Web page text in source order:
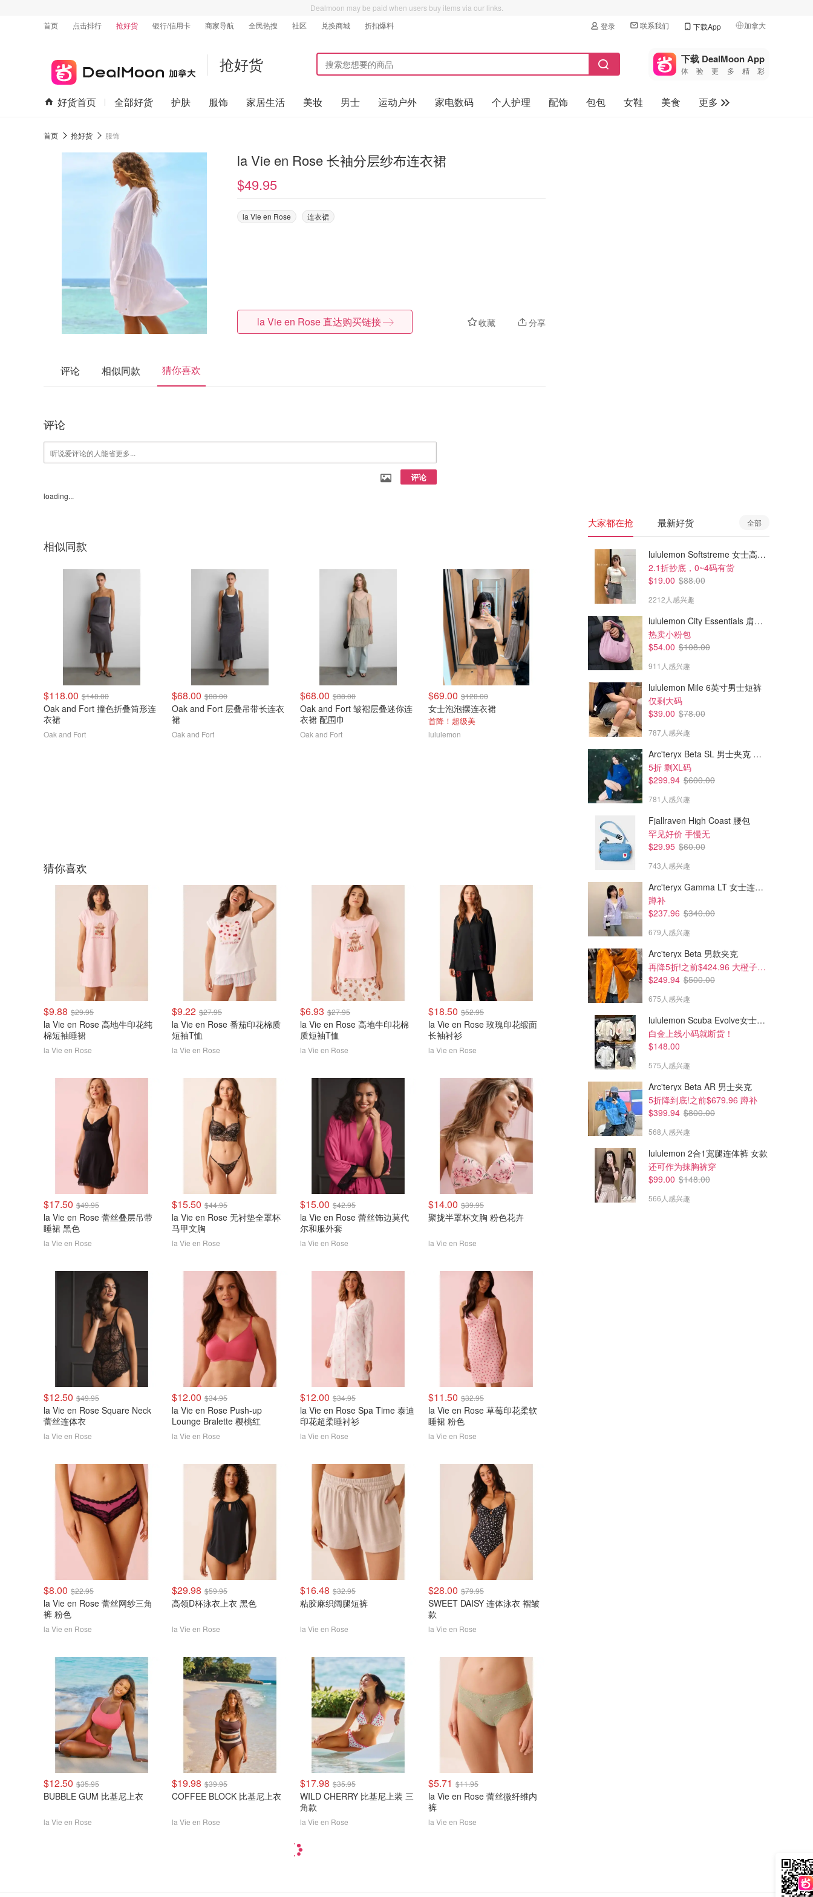
Dealmoon may be paid when users buy items via our links.
首页
点击排行 抢好货 银行/信用卡 商家导航 全民热搜 社区 兑换商城 折扣爆料 登录 联系我们 下载App 加拿大
🇺🇸
美国
🇨🇳中国
🇨🇦加拿大
抢好货 下载 DealMoon App
体验更多精彩
好货首页 全部好货 护肤 服饰 家居生活 美妆 男士 运动户外 家电数码 个人护理 配饰 包包 女鞋 美食
更多
首页 抢好货 服饰
la Vie en Rose 长袖分层纱布连衣裙
$49.95
la Vie en Rose 连衣裙
收藏 分享
la Vie en Rose 直达购买链接
评论 相似同款 猜你喜欢
评论
评论
loading...
相似同款
$118.00 $148.00
Oak and Fort 撞色折叠筒形连
衣裙
Oak and Fort
$68.00 $88.00
Oak and Fort 层叠吊带长连衣
裙
Oak and Fort
$68.00 $88.00
Oak and Fort 皱褶层叠迷你连
衣裙 配围巾
Oak and Fort
$69.00 $128.00
女士泡泡摆连衣裙
首降！超级美
lululemon
$128.00
2合1泡泡摆连衣裙 女士
一裙两穿，3色选
$69.00
Court Champ 网球裙
适合 B/C杯
lululemon
猜你喜欢
$9.88 $29.95
la Vie en Rose 高地牛印花纯
棉短袖睡裙
la Vie en Rose
$9.22 $27.95
la Vie en Rose 番茄印花棉质
短袖T恤
la Vie en Rose
$6.93 $27.95
la Vie en Rose 高地牛印花棉
质短袖T恤
la Vie en Rose
$18.50 $52.95
la Vie en Rose 玫瑰印花缎面
长袖衬衫
la Vie en Rose
$17.50 $49.95
la Vie en Rose 蕾丝叠层吊带
睡裙 黑色
la Vie en Rose
$15.50 $44.95
la Vie en Rose 无衬垫全罩杯
马甲文胸
la Vie en Rose
$15.00 $42.95
la Vie en Rose 蕾丝饰边莫代
尔和服外套
la Vie en Rose
$14.00 $39.95
聚拢半罩杯文胸 粉色花卉
la Vie en Rose
$12.50 $49.95
la Vie en Rose Square Neck
蕾丝连体衣
la Vie en Rose
$12.00 $34.95
la Vie en Rose Push-up
Lounge Bralette 樱桃红
la Vie en Rose
$12.00 $34.95
la Vie en Rose Spa Time 泰迪
印花超柔睡衬衫
la Vie en Rose
$11.50 $32.95
la Vie en Rose 草莓印花柔软
睡裙 粉色
la Vie en Rose
$8.00 $22.95
la Vie en Rose 蕾丝网纱三角
裤 粉色
la Vie en Rose
$29.98 $59.95
高领D杯泳衣上衣 黑色
la Vie en Rose
$16.48 $32.95
粘胶麻织阔腿短裤
la Vie en Rose
$28.00 $79.95
SWEET DAISY 连体泳衣 褶皱
款
la Vie en Rose
$12.50 $35.95
BUBBLE GUM 比基尼上衣
la Vie en Rose
$19.98 $39.95
COFFEE BLOCK 比基尼上衣
la Vie en Rose
$17.98 $35.95
WILD CHERRY 比基尼上装 三
角款
la Vie en Rose
$5.71 $11.95
la Vie en Rose 蕾丝微纤维内
裤
la Vie en Rose
大家都在抢 最新好货 全部
lululemon Softstreme 女士高腰短裤 10cm
2.1折抄底，0~4码有货
$19.00 $88.00
2212人感兴趣
lululemon City Essentials 肩背包 4L
热卖小粉包
$54.00 $108.00
911人感兴趣
lululemon Mile 6英寸男士短裤
仅剩大码
$39.00 $78.00
787人感兴趣
Arc'teryx Beta SL 男士夹克 黑色
5折 剩XL码
$299.94 $600.00
781人感兴趣
Fjallraven High Coast 腰包
罕见好价 手慢无
$29.95 $60.00
743人感兴趣
Arc'teryx Gamma LT 女士连帽夹克
蹲补
$237.96 $340.00
679人感兴趣
Arc'teryx Beta 男款夹克
再降5折!之前$424.96 大橙子好显白 蹲补
$249.94 $500.00
675人感兴趣
lululemon Scuba Evolve女士连帽卫衣 全拉链
白金上线小码就断货！
$148.00
575人感兴趣
Arc'teryx Beta AR 男士夹克
5折降到底!之前$679.96 蹲补
$399.94 $800.00
568人感兴趣
lululemon 2合1宽腿连体裤 女款
还可作为抹胸裤穿
$99.00 $148.00
566人感兴趣